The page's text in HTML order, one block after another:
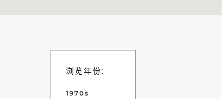
浏览年份:
1970s